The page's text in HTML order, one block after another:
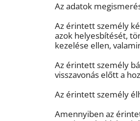
Az adatok
Az érintett személy
azok helyesbítését,
kezelése ellen,
Az érintett személy
visszavonás előtt a
Az érintett személy
Amennyiben az